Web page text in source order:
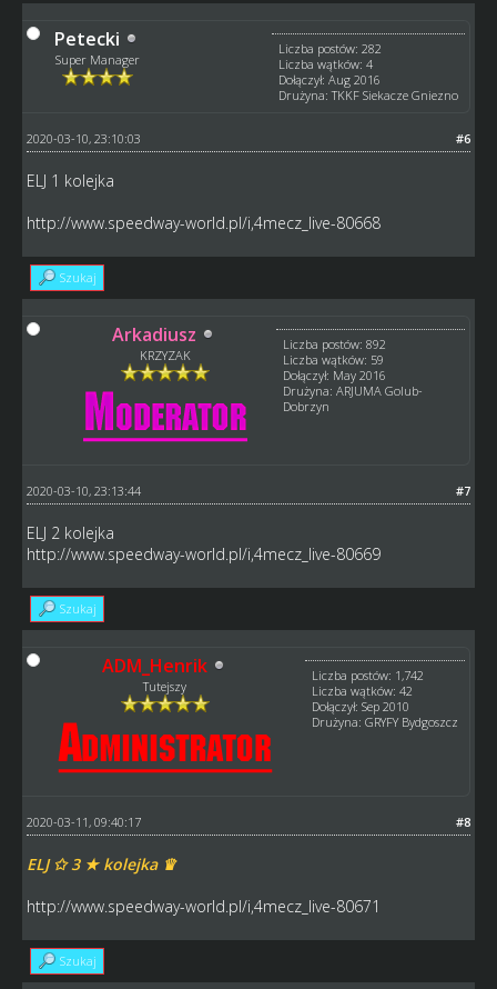
Petecki
Super Manager
Liczba postów: 282
Liczba wątków: 4
Dołączył: Aug 2016
Drużyna: TKKF Siekacze Gniezno
#6
2020-03-10, 23:10:03
ELJ 1 kolejka
http://www.speedway-world.pl/i,4mecz_live-80668
Szukaj
Arkadiusz
KRZYZAK
Liczba postów: 892
Liczba wątków: 59
Dołączył: May 2016
Drużyna: ARJUMA Golub-
Dobrzyn
#7
2020-03-10, 23:13:44
ELJ 2 kolejka
http://www.speedway-world.pl/i,4mecz_live-80669
Szukaj
ADM_Henrik
Tutejszy
Liczba postów: 1,742
Liczba wątków: 42
Dołączył: Sep 2010
Drużyna: GRYFY Bydgoszcz
#8
2020-03-11, 09:40:17
ELJ ✩ 3 ★ kolejka ♛
http://www.speedway-world.pl/i,4mecz_live-80671
Szukaj